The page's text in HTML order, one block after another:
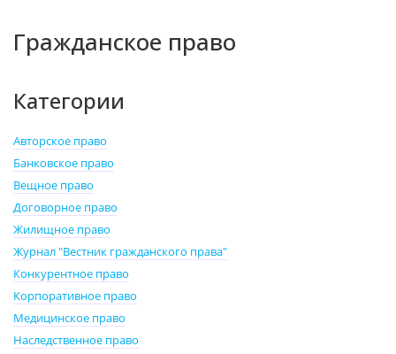
Гражданское право
Категории
Авторское право
Банковское право
Вещное право
Договорное право
Жилищное право
Журнал "Вестник гражданского права"
Конкурентное право
Корпоративное право
Медицинское право
Наследственное право